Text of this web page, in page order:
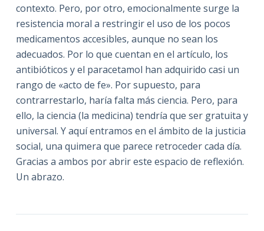
contexto. Pero, por otro, emocionalmente surge la
resistencia moral a restringir el uso de los pocos
medicamentos accesibles, aunque no sean los
adecuados. Por lo que cuentan en el artículo, los
antibióticos y el paracetamol han adquirido casi un
rango de «acto de fe». Por supuesto, para
contrarrestarlo, haría falta más ciencia. Pero, para
ello, la ciencia (la medicina) tendría que ser gratuita y
universal. Y aquí entramos en el ámbito de la justicia
social, una quimera que parece retroceder cada día.
Gracias a ambos por abrir este espacio de reflexión.
Un abrazo.